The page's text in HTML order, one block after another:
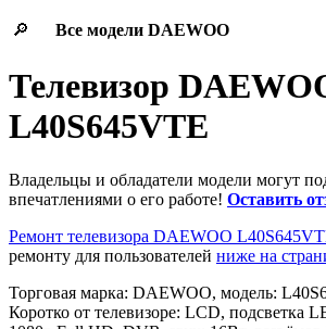
🔎 Все модели DAEWOO
Телевизор
L40S645VTE
Владельцы и обладатели модели могут
впечатлениями о его работе! Оставить
Ремонт телевизора DAEWOO
ремонту для пользователей ниже на
Торговая марка: DAEWOO, модель:
Коротко от телевизоре: LCD, подсветка